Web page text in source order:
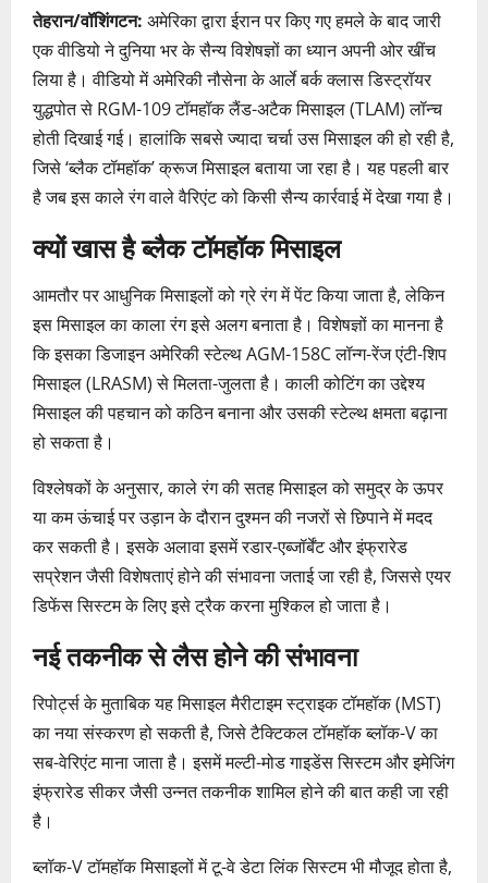
तेहरान/वॉशिंगटन: अमेरिका द्वारा ईरान पर किए गए हमले के बाद जारी
एक वीडियो ने दुनिया भर के सैन्य विशेषज्ञों का ध्यान अपनी ओर खींच
लिया है। वीडियो में अमेरिकी नौसेना के आर्ले बर्क क्लास डिस्ट्रॉयर
युद्धपोत से RGM-109 टॉमहॉक लैंड-अटैक मिसाइल (TLAM) लॉन्च
होती दिखाई गई। हालांकि सबसे ज्यादा चर्चा उस मिसाइल की हो रही है,
जिसे ‘ब्लैक टॉमहॉक’ क्रूज मिसाइल बताया जा रहा है। यह पहली बार
है जब इस काले रंग वाले वैरिएंट को किसी सैन्य कार्रवाई में देखा गया है।
क्यों खास है ब्लैक टॉमहॉक मिसाइल
आमतौर पर आधुनिक मिसाइलों को ग्रे रंग में पेंट किया जाता है, लेकिन
इस मिसाइल का काला रंग इसे अलग बनाता है। विशेषज्ञों का मानना है
कि इसका डिजाइन अमेरिकी स्टेल्थ AGM-158C लॉन्ग-रेंज एंटी-शिप
मिसाइल (LRASM) से मिलता-जुलता है। काली कोटिंग का उद्देश्य
मिसाइल की पहचान को कठिन बनाना और उसकी स्टेल्थ क्षमता बढ़ाना
हो सकता है।
विश्लेषकों के अनुसार, काले रंग की सतह मिसाइल को समुद्र के ऊपर
या कम ऊंचाई पर उड़ान के दौरान दुश्मन की नजरों से छिपाने में मदद
कर सकती है। इसके अलावा इसमें रडार-एब्जॉर्बेंट और इंफ्रारेड
सप्रेशन जैसी विशेषताएं होने की संभावना जताई जा रही है, जिससे एयर
डिफेंस सिस्टम के लिए इसे ट्रैक करना मुश्किल हो जाता है।
नई तकनीक से लैस होने की संभावना
रिपोर्ट्स के मुताबिक यह मिसाइल मैरीटाइम स्ट्राइक टॉमहॉक (MST)
का नया संस्करण हो सकती है, जिसे टैक्टिकल टॉमहॉक ब्लॉक-V का
सब-वेरिएंट माना जाता है। इसमें मल्टी-मोड गाइडेंस सिस्टम और इमेजिंग
इंफ्रारेड सीकर जैसी उन्नत तकनीक शामिल होने की बात कही जा रही
है।
ब्लॉक-V टॉमहॉक मिसाइलों में टू-वे डेटा लिंक सिस्टम भी मौजूद होता है,